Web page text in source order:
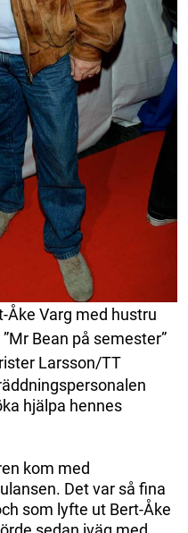
Åke Varg med hustru
Bean på semester”
Larsson/TT
hjälpa hennes
kom med
Det var så fina
som lyfte ut Bert-Åke